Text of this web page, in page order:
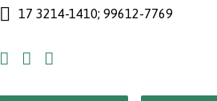
17 3214-1410; 99612-7769